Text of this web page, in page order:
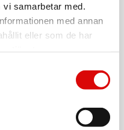
samarbetar med.
med annan
eller som de har
användas för mätning
visa rumstemperatur.